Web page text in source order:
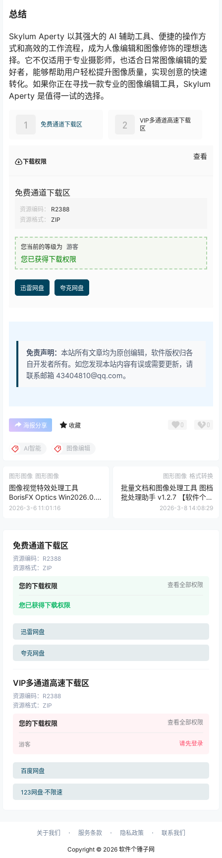
总结
Skylum Aperty 以其强大的 AI 辅助工具、便捷的操作方
式和高效的工作流程，成为人像编辑和图像修饰的理想选
择。它不仅适用于专业摄影师，也适合日常图像编辑的爱
好者，能够帮助用户轻松提升图像质量，实现创意的快速
转化。如果你正在寻找一款专业的图像编辑工具，Skylum
Aperty 是值得一试的选择。
免费通道下载区
1
VIP多通道高速下载
区
2
下载权限
查看
免费通道下载区
资源编码：
R2388
资源格式：
ZIP
您当前的等级为 游客
您已获得下载权限
迅雷网盘 夸克网盘
免责声明： 本站所有文章均为原创编辑，软件版权归各
自开发者所有。如您发现本站内容有误或需要更新，请
联系邮箱 43404810@qq.com。
海报分享 收藏 0 0
AI智能 图像编辑
图形图像 图形图像
图像视觉特效处理工具
BorisFX Optics Win2026.0.1 /
Mac2026.0.1【软件个锤子
2026-3-6 11:01:16
图形图像 格式转换
批量文档和图像处理工具 图档
批处理助手 v1.2.7 【软件个锤
子·R4758】
2026-3-8 14:08:29
免费通道下载区
资源编码： R2388
资源格式： ZIP
您的下载权限 查看全部权限
您已获得下载权限
迅雷网盘
夸克网盘
VIP多通道高速下载区
资源编码： R2388
资源格式： ZIP
您的下载权限 查看全部权限
游客 请先登录
百度网盘
123网盘·不限速
关于我们 · 服务条款 · 隐私政策 · 联系我们
Copyright © 2026 软件个锤子网